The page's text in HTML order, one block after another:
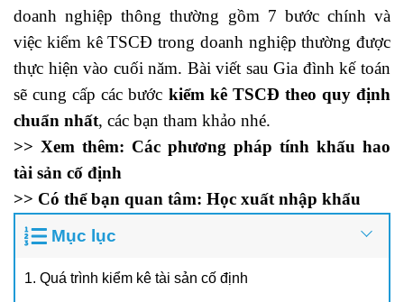
doanh nghiệp thông thường gồm 7 bước chính và
việc kiểm kê TSCĐ trong doanh nghiệp thường được
thực hiện vào cuối năm. Bài viết sau Gia đình kế toán
sẽ cung cấp các bước kiểm kê TSCĐ theo quy định
chuẩn nhất, các bạn tham khảo nhé.
>> Xem thêm: Các phương pháp tính khấu hao
tài sản cố định
>> Có thể bạn quan tâm: Học xuất nhập khẩu
Mục lục
1. Quá trình kiểm kê tài sản cố định